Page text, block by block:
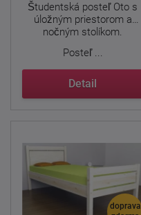
Študentská posteľ Oto s
úložným priestorom a
nočným stolíkom.
Posteľ ...
Detail
doprava